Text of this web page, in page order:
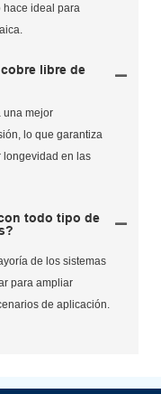
hace ideal para
libre de
una mejor
lo que garantiza
longevidad en las
todo tipo de
de los sistemas
para ampliar
de aplicación.